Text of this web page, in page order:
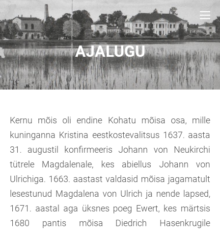
AJALUGU
Kernu mõis oli endine Kohatu mõisa osa, mille
kuninganna Kristina eestkostevalitsus 1637. aasta
31. augustil konfirmeeris Johann von Neukirchi
tütrele Magdalenale, kes abiellus Johann von
Ulrichiga. 1663. aastast valdasid mõisa jagamatult
lesestunud Magdalena von Ulrich ja nende lapsed,
1671. aastal aga üksnes poeg Ewert, kes märtsis
1680 pantis mõisa Diedrich Hasenkrugile